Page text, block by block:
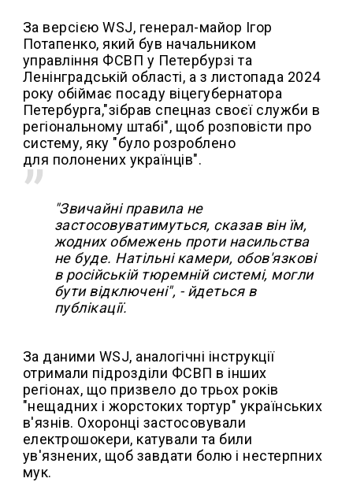
За версією WSJ, генерал-майор Ігор
Потапенко, який був начальником
управління ФСВП у Петербурзі та
Ленінградській області, а з листопада 2024
року обіймає посаду віцегубернатора
Петербурга,"зібрав спецназ своєї служби в
регіональному штабі", щоб розповісти про
систему, яку "було розроблено
для полонених українців".
"Звичайні правила не
застосовуватимуться, сказав він їм,
жодних обмежень проти насильства
не буде. Натільні камери, обов'язкові
в російській тюремній системі, могли
бути відключені", - йдеться в
публікації.
За даними WSJ, аналогічні інструкції
отримали підрозділи ФСВП в інших
регіонах, що призвело до трьох років
"нещадних і жорстоких тортур" українських
в'язнів. Охоронці застосовували
електрошокери, катували та били
ув'язнених, щоб завдати болю і нестерпних
мук.